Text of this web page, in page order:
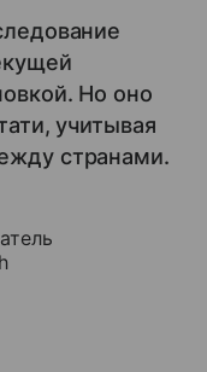
Но оно
учитывая
странами.